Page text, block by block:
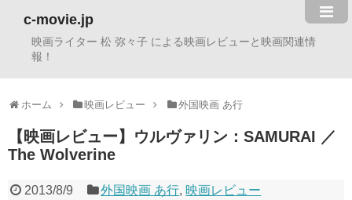
c-movie.jp
映画ライター 松 弥々子 による映画レビューと映画関連情
報！
ホーム 映画レビュー 外国映画 あ行
【映画レビュー】ウルヴァリン：SAMURAI ／
The Wolverine
2013/8/9 外国映画 あ行, 映画レビュー